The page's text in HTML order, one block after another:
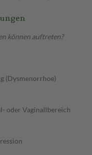
können auftreten?
(Dysmenorrhoe)
oder Vaginallbereich